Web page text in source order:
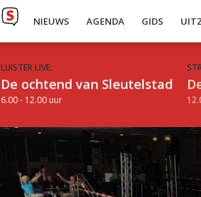
NIEUWS AGENDA GIDS
LUISTER LIVE:
De ochtend van Sleutelstad
6.00 - 12.00 uur